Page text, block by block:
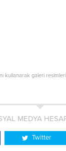
kullanarak galeri
MEDYA
Twitter